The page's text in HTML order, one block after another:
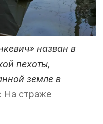
назван в
пехоты,
земле в
На страже